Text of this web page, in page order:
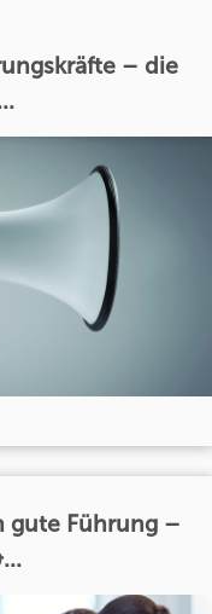
– die
gute Führung –